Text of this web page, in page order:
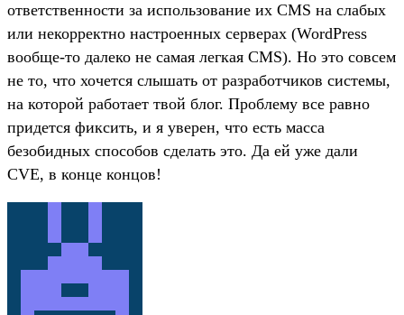
ответственности за использование их CMS на слабых
или некорректно настроенных серверах (WordPress
вообще-то далеко не самая легкая CMS). Но это совсем
не то, что хочется слышать от разработчиков системы,
на которой работает твой блог. Проблему все равно
придется фиксить, и я уверен, что есть масса
безобидных способов сделать это. Да ей уже дали
CVE, в конце концов!